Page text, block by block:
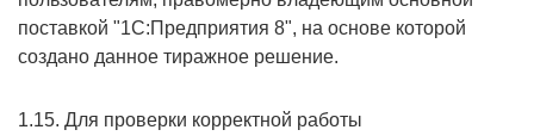
поставкой "1C:Предприятия 8", на основе которой
создано данное тиражное решение.
1.15. Для проверки корректной работы